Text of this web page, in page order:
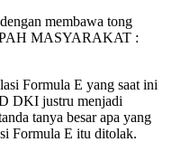
membawa tong
MASYARAKAT :
Formula E yang saat ini
DKI justru menjadi
tanya besar apa yang
Formula E itu ditolak.